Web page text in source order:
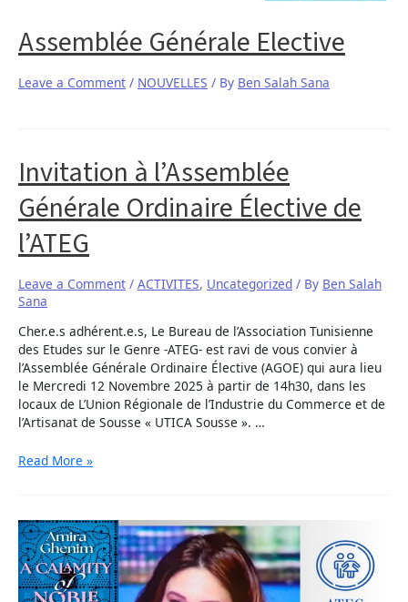
Assemblée Générale Elective
Leave a Comment / NOUVELLES / By Ben Salah Sana
Invitation à l’Assemblée
Générale Ordinaire Élective de
l’ATEG
Leave a Comment / ACTIVITES, Uncategorized / By Ben Salah
Sana
Cher.e.s adhérent.e.s, Le Bureau de l’Association Tunisienne
des Etudes sur le Genre -ATEG- est ravi de vous convier à
l’Assemblée Générale Ordinaire Élective (AGOE) qui aura lieu
le Mercredi 12 Novembre 2025 à partir de 14h30, dans les
locaux de L’Union Régionale de l’Industrie du Commerce et de
l’Artisanat de Sousse « UTICA Sousse ». …
Read More »